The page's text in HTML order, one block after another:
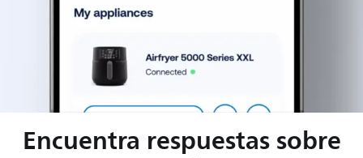
Encuentra respuestas sobre